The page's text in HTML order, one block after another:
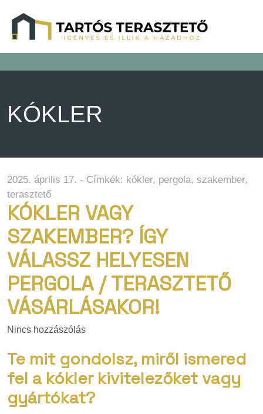
KÓKLER
2025. április 17. - Címkék: kókler, pergola, szakember,
terasztető
KÓKLER VAGY
SZAKEMBER? ÍGY
VÁLASSZ HELYESEN
PERGOLA / TERASZTETŐ
VÁSÁRLÁSAKOR!
Nincs hozzászólás
Te mit gondolsz, miről ismered
fel a kókler kivitelezőket vagy
gyártókat?